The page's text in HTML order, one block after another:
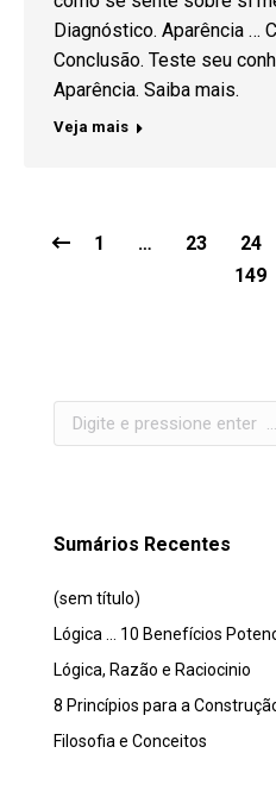
Diagnóstico. Aparência …
Conclusão. Teste seu
Aparência. Saiba mais.
Veja mais
1 … 23 24
149
Search:
Sumários Recentes
(sem título)
Lógica … 10 Benefícios
Lógica, Razão e Raciocinio
8 Princípios para a
Filosofia e Conceitos